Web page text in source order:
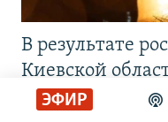
ЭФИР
В результате
Киевской